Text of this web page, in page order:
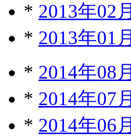
* 2013年02月
* 2013年01月
* 2014年08月
* 2014年07月
* 2014年06月